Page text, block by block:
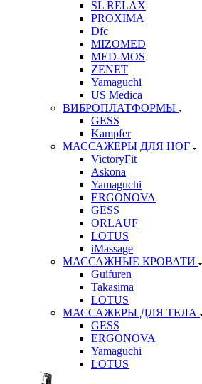
SL RELAX
PROXIMA
Dfc
MIZOMED
MED-MOS
ZENET
Yamaguchi
US Medica
ВИБРОПЛАТФОРМЫ
GESS
Kampfer
МАССАЖЕРЫ ДЛЯ НОГ
VictoryFit
Askona
Yamaguchi
ERGONOVA
GESS
ORLAUF
LOTUS
iMassage
МАССАЖНЫЕ КРОВАТИ
Guifuren
Takasima
LOTUS
МАССАЖЕРЫ ДЛЯ ТЕЛА
GESS
ERGONOVA
Yamaguchi
LOTUS